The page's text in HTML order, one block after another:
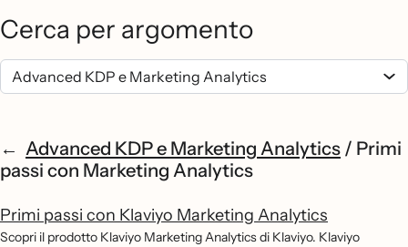
Cerca per argomento
Advanced KDP e Marketing Analytics / Primi
passi con Marketing Analytics
Primi passi con Klaviyo Marketing Analytics
Scopri il prodotto Klaviyo Marketing Analytics di Klaviyo. Klaviyo